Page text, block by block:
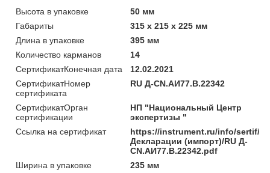
Высота в упаковке
50 мм
Габариты
315 x 215 x 225 мм
Длина в упаковке
395 мм
Количество карманов
14
СертификатКонечная дата
12.02.2021
СертификатНомер
сертификата
RU Д-CN.АИ77.B.22342
СертификатОрган
сертификации
НП "Национальный Центр
экспертизы "
Ссылка на сертификат
https://instrument.ru/info/sertif/
Декларации (импорт)/RU Д-
CN.АИ77.B.22342.pdf
Ширина в упаковке
235 мм